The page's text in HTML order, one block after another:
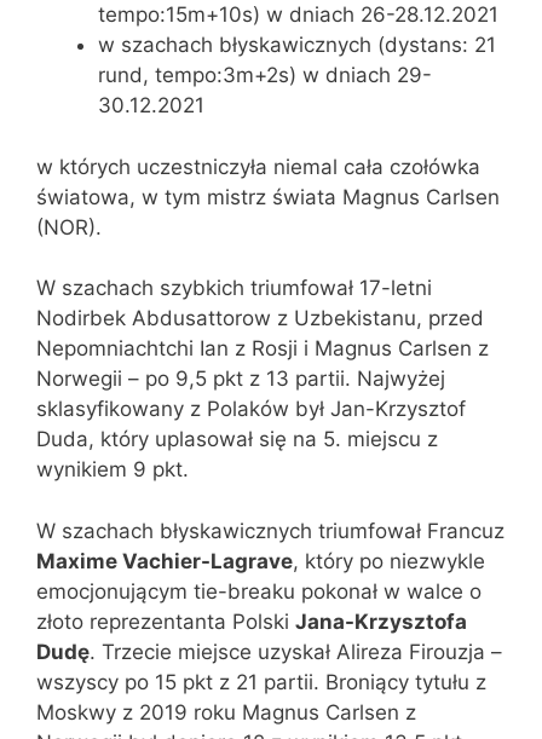
tempo:15m+10s) w dniach 26-28.12.2021
w szachach błyskawicznych (dystans: 21
rund, tempo:3m+2s) w dniach 29-
30.12.2021
w których uczestniczyła niemal cała czołówka
światowa, w tym mistrz świata Magnus Carlsen
(NOR).
W szachach szybkich triumfował 17-letni
Nodirbek Abdusattorow z Uzbekistanu, przed
Nepomniachtchi Ian z Rosji i Magnus Carlsen z
Norwegii – po 9,5 pkt z 13 partii. Najwyżej
sklasyfikowany z Polaków był Jan-Krzysztof
Duda, który uplasował się na 5. miejscu z
wynikiem 9 pkt.
W szachach błyskawicznych triumfował Francuz
Maxime Vachier-Lagrave, który po niezwykle
emocjonującym tie-breaku pokonał w walce o
złoto reprezentanta Polski Jana-Krzysztofa
Dudę. Trzecie miejsce uzyskał Alireza Firouzja –
wszyscy po 15 pkt z 21 partii. Broniący tytułu z
Moskwy z 2019 roku Magnus Carlsen z